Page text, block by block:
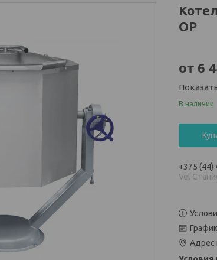
ОР
от 6
В наличии
+375 (44)
Vel
Адрес